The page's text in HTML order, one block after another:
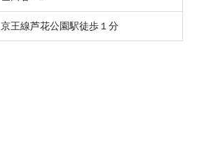
京王線芦花公園駅徒歩１分